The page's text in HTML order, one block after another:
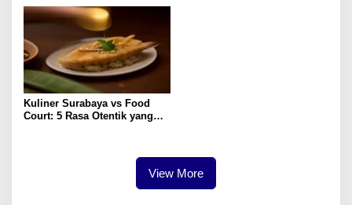
Kuliner Surabaya vs Food
Court: 5 Rasa Otentik yang
View More